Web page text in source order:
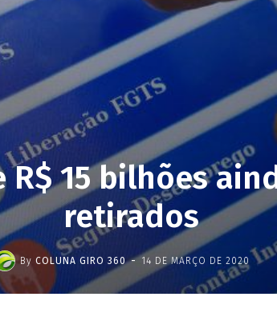
R$ 15 bilhões
retirados
By COLUNA GIRO 360 - 14 DE MARÇO DE 2020